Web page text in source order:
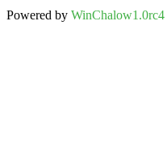
Powered by WinChalow1.0rc4